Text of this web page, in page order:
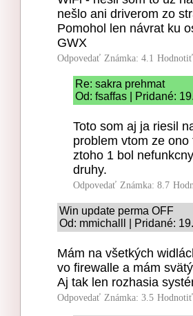
nešlo ani driverom zo
Pomohol len návrat ku
GWX
Odpovedať Známka: 4.1
Re: sakra prehmat
Od: fsaffas | Pridané:
Toto som aj ja riesil
problem vtom ze
ztoho 1 bol
druhy.
Odpovedať Známka: 8.7
Win update perma OFF
Od: mmichalll | Pridané:
Mám na všetkých
vo firewalle a mám
Aj tak len rozhasia
Odpovedať Známka: 3.5